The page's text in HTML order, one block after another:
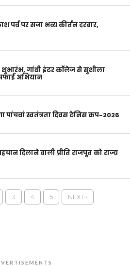
पर्व पर सजा भव्य कीर्तन दरबार,
गांधी इंटर कॉलेज से सुशीला
अभियान
पांचवां स्वतंत्रता दिवस टेनिस कप-2026
दिलाने वाली प्रीति राजपूत को राज्य
3 4 5 NEXT ›